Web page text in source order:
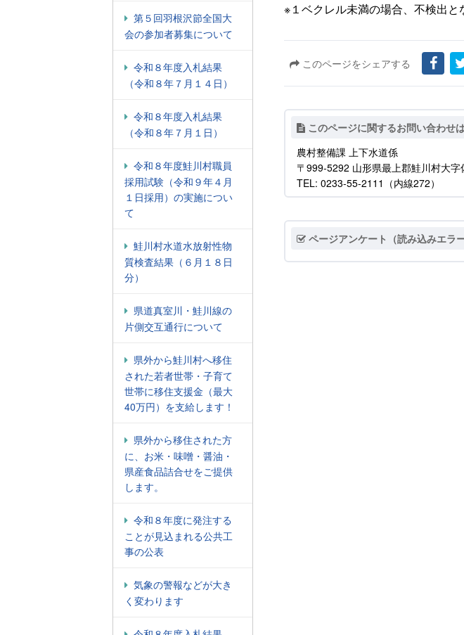
※１ベクレル未満の場合、不検出と
このページをシェアする
このページに関するお問い合わせ
農村整備課 上下水道係
〒999-5292 山形県最上郡鮭川村大
TEL: 0233-55-2111（内線272）
ページアンケート（読み込みエラー
第５回羽根沢節全国大
会の参加者募集について
令和８年度入札結果
（令和８年７月１４日）
令和８年度入札結果
（令和８年７月１日）
令和８年度鮭川村職員
採用試験（令和９年４月
１日採用）の実施につい
て
鮭川村水道水放射性物
質検査結果（６月１８日
分）
県道真室川・鮭川線の
片側交互通行について
県外から鮭川村へ移住
された若者世帯・子育て
世帯に移住支援金（最大
40万円）を支給します！
県外から移住された方
に、お米・味噌・醤油・
県産食品詰合せをご提供
します。
令和８年度に発注する
ことが見込まれる公共工
事の公表
気象の警報などが大き
く変わります